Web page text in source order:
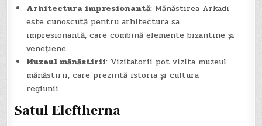
Arhitectura impresionantă: Mănăstirea Arkadi
este cunoscută pentru arhitectura sa
impresionantă, care combină elemente bizantine și
venețiene.
Muzeul mănăstirii: Vizitatorii pot vizita muzeul
mănăstirii, care prezintă istoria și cultura
regiunii.
Satul Eleftherna